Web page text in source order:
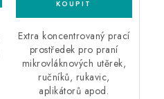
Extra koncentrovaný prací
prostředek pro praní
mikrovláknových utěrek,
ručníků, rukavic,
aplikátorů apod.